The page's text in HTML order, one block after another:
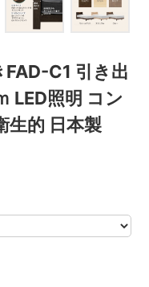
C1 引き出
LED照明 コン
生的 日本製